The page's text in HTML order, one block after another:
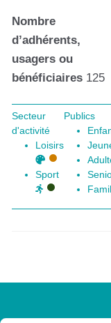
Nombre
d’adhérents,
usagers ou
bénéficiaires 125
Secteur
d'activité
Loisirs
Sport
Publics